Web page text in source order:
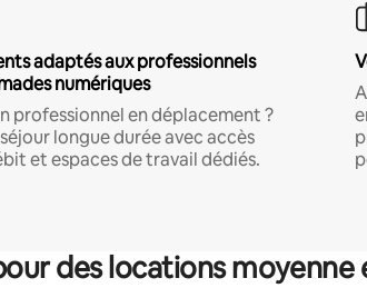
adaptés aux professionnels
numériques
professionnel en déplacement ?
longue durée avec accès
et espaces de travail dédiés.
des locations